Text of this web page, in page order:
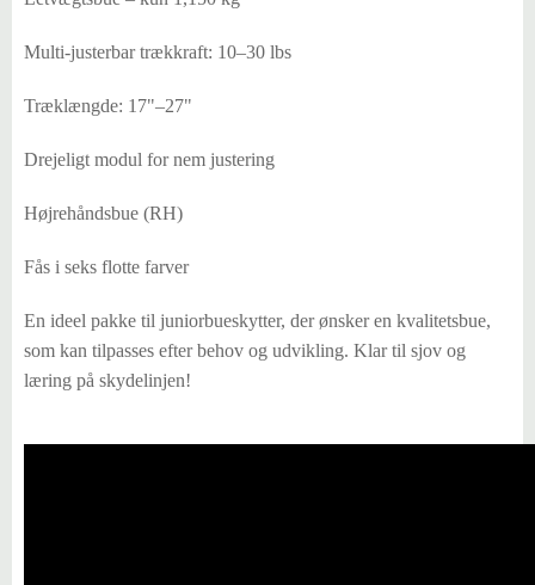
Multi-justerbar trækkraft: 10–30 lbs
Træklængde: 17"–27"
Drejeligt modul for nem justering
Højrehåndsbue (RH)
Fås i seks flotte farver
En ideel pakke til juniorbueskytter, der ønsker en kvalitetsbue,
som kan tilpasses efter behov og udvikling. Klar til sjov og
læring på skydelinjen!